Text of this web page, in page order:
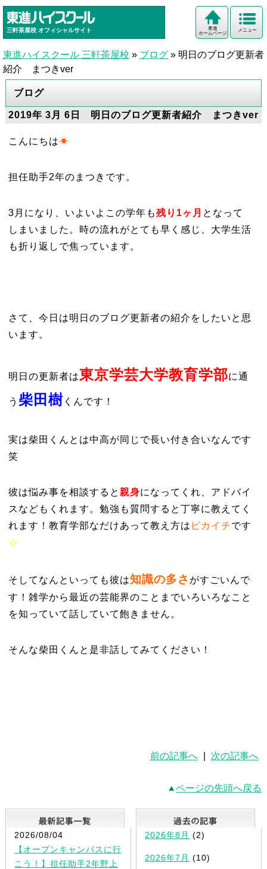
三軒茶屋校 オフィシャルサイト メニュー
東進
ホームページ
東進ハイスクール 三軒茶屋校 » ブログ » 明日のブログ更新者
紹介 まつきver
ブログ
2019年 3月 6日 明日のブログ更新者紹介 まつきver
こんにちは☀
担任助手2年のまつきです。
3月になり、いよいよこの学年も残り1ヶ月 となって
しまいました。時の流れがとても早く感じ、大学生活
も折り返しで焦っています。
さて、今日は明日のブログ更新者の紹介をしたいと思
います。
明日の更新者は東京学芸大学教育学部に通
う 柴田樹 くんです！
実は柴田くんとは中高が同じで長い付き合いなんです
笑
彼は悩み事を相談すると 親身になってくれ、アドバイ
スなどもくれます。勉強も質問すると丁寧に教えてく
れます！教育学部なだけあって教え方は ピカイチです
☆
そしてなんといっても彼は知識の多さ がすごいんで
す！雑学から最近の芸能界のことまでいろいろなこと
を知っていて話していて飽きません。
そんな柴田くんと是非話してみてください！
前の記事へ 次の記事へ
ページの先頭へ戻る
最新記事一覧
2026/08/04
【オープンキャンパスに行
こう！】担任助手2年野上
2026年8月 (2)
2026年7月 (10)